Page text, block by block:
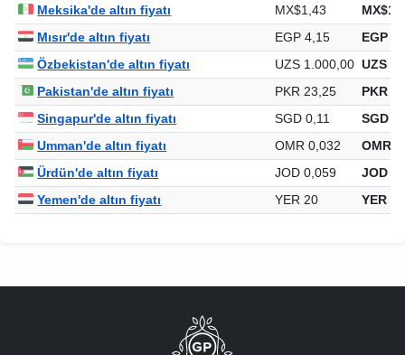
Meksika'de altın fiyatı
MX$1,43
Mısır'de altın fiyatı
EGP 4,15
EGP
Özbekistan'de altın fiyatı
UZS 1.000,00 UZS
Pakistan'de altın fiyatı
PKR 23,25
PKR
Singapur'de altın fiyatı
SGD 0,11
SGD
Umman'de altın fiyatı
OMR 0,032
OMR
Ürdün'de altın fiyatı
JOD 0,059
JOD
Yemen'de altın fiyatı
YER 20 YER